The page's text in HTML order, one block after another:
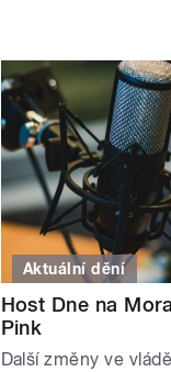
Aktuální dění
Host Dne na
Pink
Další změny ve